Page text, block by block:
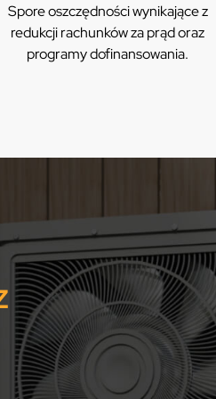
Spore oszczędności wynikające z
redukcji rachunków za prąd oraz
programy dofinansowania.